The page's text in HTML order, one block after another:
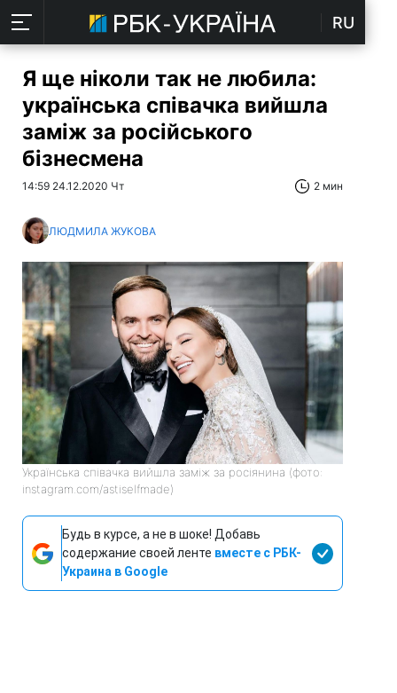
RU
Я ще ніколи так не любила:
українська співачка вийшла
заміж за російського
бізнесмена
14:59 24.12.2020 Чт 2 мин
ЛЮДМИЛА ЖУКОВА
Українська співачка вийшла заміж за росіянина (фото:
instagram.com/astiselfmade)
Будь в курсе, а не в шоке! Добавь
содержание своей ленте вместе с РБК-
Украина в Google